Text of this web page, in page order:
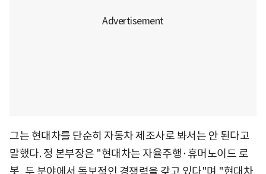
그는 현대차를 단순히 자동차 제조사로 봐서는 안 된다고
말했다. 정 본부장은 "현대차는 자율주행·휴머노이드 로
봇, 두 분야에서 독보적인 경쟁력을 갖고 있다"며 "현대차